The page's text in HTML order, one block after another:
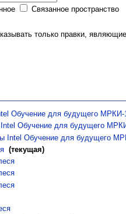
Связанное пространство
только правки,
Обучение для будущего МРКИ-
Обучение для будущего
Intel Обучение для будущего
‎ (текущая)
‎
‎
‎
‎